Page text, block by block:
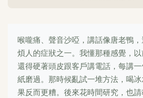
喉嚨痛、聲音沙啞，講話像唐老鴨
煩人的症狀之一。我懂那種感覺，
還得硬著頭皮跟客戶講電話，每講
紙磨過。那時候亂試一堆方法，喝
果反而更糟。後來花時間研究，也